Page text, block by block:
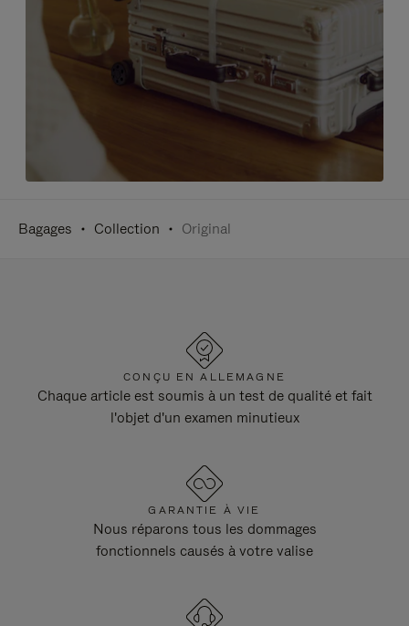
Bagages Collection Original
CONÇU EN ALLEMAGNE
Chaque article est soumis à un test de qualité et fait
l'objet d'un examen minutieux
GARANTIE À VIE
Nous réparons tous les dommages
fonctionnels causés à votre valise